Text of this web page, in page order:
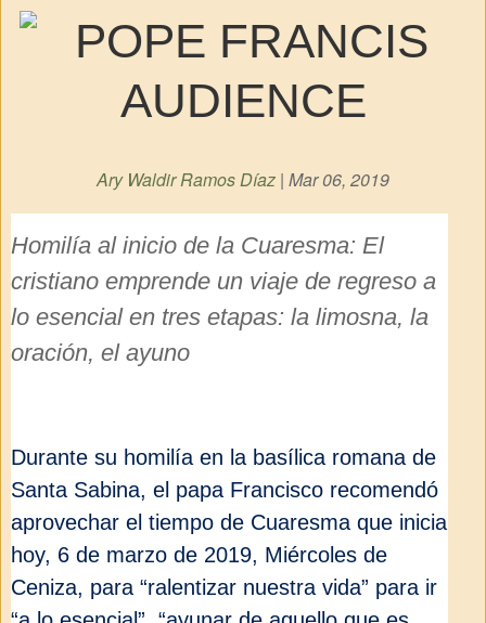
Ary Waldir Ramos Díaz | Mar 06, 2019
Homilía al inicio de la Cuaresma: El
cristiano emprende un viaje de regreso a
lo esencial en tres etapas: la limosna, la
oración, el ayuno
Durante su homilía en la basílica romana de
Santa Sabina, el papa Francisco recomendó
aprovechar el tiempo de Cuaresma que inicia
hoy, 6 de marzo de 2019, Miércoles de
Ceniza, para “ralentizar nuestra vida” para ir